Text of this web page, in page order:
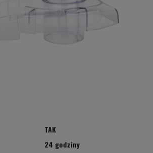
TAK
24 godziny